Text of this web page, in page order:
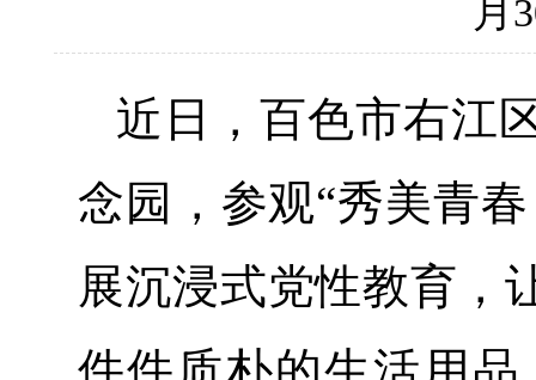
月
近日，百色市右江
念园，参观“秀美青
展沉浸式党性教育，